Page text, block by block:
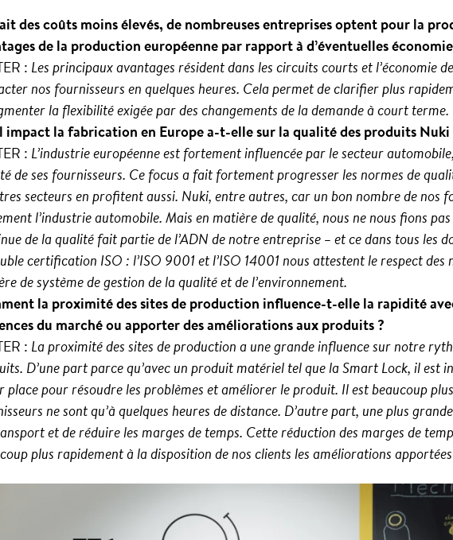
des coûts moins élevés, de nombreuses entreprises optent pour la
de la production européenne par rapport à d’éventuelles
: Les principaux avantages résident dans les circuits courts et l’économie
nos fournisseurs en quelques heures. Cela permet de clarifier plus
la flexibilité exigée par des changements de la demande à court terme.
impact la fabrication en Europe a-t-elle sur la qualité des produits Nuki
: L’industrie européenne est fortement influencée par le secteur
de ses fournisseurs. Ce focus a fait fortement progresser les normes de
secteurs en profitent aussi. Nuki, entre autres, car un bon nombre de nos
l’industrie automobile. Mais en matière de qualité, nous ne nous fions
de la qualité fait partie de l’ADN de notre entreprise – et ce dans tous les
certification ISO : l’ISO 9001 et l’ISO 14001 nous attestent le respect des
de système de gestion de la qualité et de l’environnement.
la proximité des sites de production influence-t-elle la rapidité
du marché ou apporter des améliorations aux produits ?
: La proximité des sites de production a une grande influence sur notre
D’une part parce qu’avec un produit matériel tel que la Smart Lock, il est
place pour résoudre les problèmes et améliorer le produit. Il est beaucoup
ne sont qu’à quelques heures de distance. D’autre part, une plus
et de réduire les marges de temps. Cette réduction des marges de
plus rapidement à la disposition de nos clients les améliorations